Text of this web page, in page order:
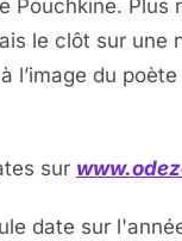
Pouchkine. Plus
le clôt sur une
l’image du
sur
date sur